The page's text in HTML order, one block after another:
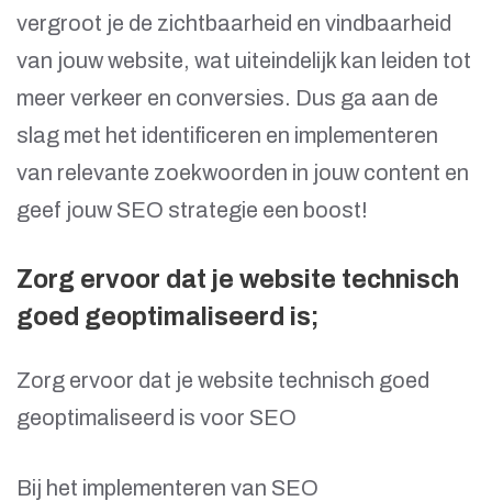
vergroot je de zichtbaarheid en vindbaarheid
van jouw website, wat uiteindelijk kan leiden tot
meer verkeer en conversies. Dus ga aan de
slag met het identificeren en implementeren
van relevante zoekwoorden in jouw content en
geef jouw SEO strategie een boost!
Zorg ervoor dat je website technisch
goed geoptimaliseerd is;
Zorg ervoor dat je website technisch goed
geoptimaliseerd is voor SEO
Bij het implementeren van SEO